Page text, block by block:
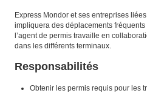
Express Mondor et ses entreprises
impliquera des déplacements
l’agent de permis travaille en
dans les différents terminaux.
Responsabilités
Obtenir les permis requis pour les